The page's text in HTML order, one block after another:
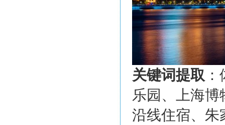
关键词提取
乐园、上海
沿线住宿、朱